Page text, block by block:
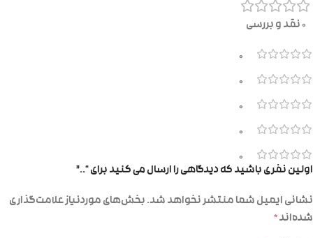
0 نقد و بررسی
0
0
0
0
0
اولین نفری باشید که دیدگاهی را ارسال می کنید برای “..”
نشانی ایمیل شما منتشر نخواهد شد.بخش‌های موردنیاز علامت‌گذاری
شده‌اند*